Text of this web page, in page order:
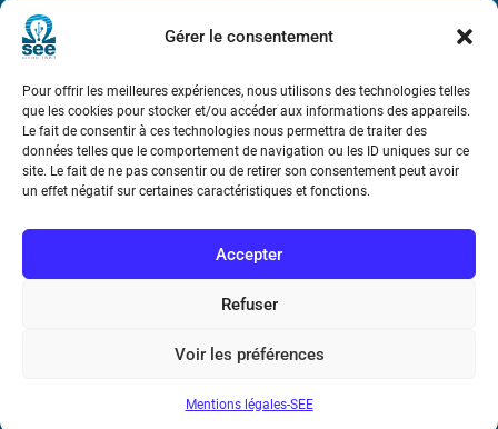
Gérer le consentement
Pour offrir les meilleures expériences, nous utilisons des technologies telles
que les cookies pour stocker et/ou accéder aux informations des appareils.
Le fait de consentir à ces technologies nous permettra de traiter des
données telles que le comportement de navigation ou les ID uniques sur ce
site. Le fait de ne pas consentir ou de retirer son consentement peut avoir
un effet négatif sur certaines caractéristiques et fonctions.
Accepter
Refuser
Voir les préférences
Mentions légales-SEE
Bicentenaire des découvertes d’André-
Marie Ampère
Conditions Générales de Vente
Mentions légales
17 rue de l’Amiral Hamelin 75116 Paris
Métro : « Boissière » Ligne 6 et « Iéna » Ligne 9
Téléphone : (+33) 1 56 90 37 17
N° de SIREN : 785 393 232, Code APE : 9412Z TVA intra-